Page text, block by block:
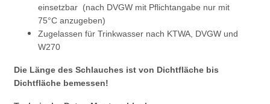
einsetzbar (nach DVGW mit Pflichtangabe nur mit
75°C anzugeben)
Zugelassen für Trinkwasser nach KTWA, DVGW und
W270
Die Länge des Schlauches ist von Dichtfläche bis
Dichtfläche bemessen!